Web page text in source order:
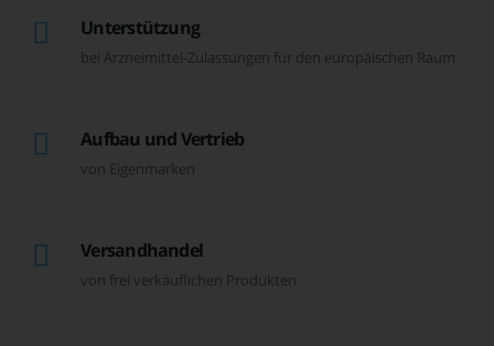
Unterstützung
bei Arzneimittel-Zulassungen für den europäischen Raum
Aufbau und Vertrieb
von Eigenmarken
Versandhandel
von frei verkäuflichen Produkten